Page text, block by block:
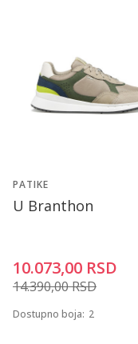
PATIKE
U Branthon
10.073,00 RSD
14.390,00RSD
Dostupno boja: 2